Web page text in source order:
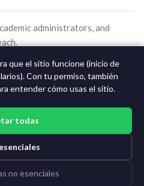
administrators, and
newsletters
|Noticias de IA
|Darse de baja
que el sitio funcione (inicio de
Con tu permiso, también
entender cómo usas el sitio.
todas
no esenciales